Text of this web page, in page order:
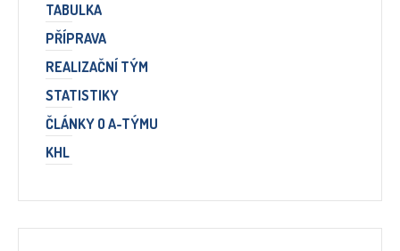
TABULKA
PŘÍPRAVA
REALIZAČNÍ TÝM
STATISTIKY
ČLÁNKY O A-TÝMU
KHL